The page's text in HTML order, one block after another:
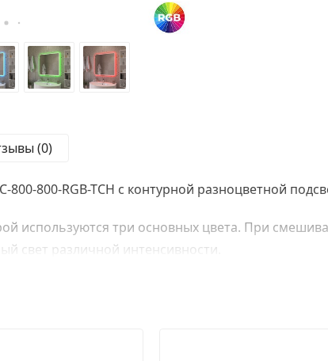
(0)
800-800-RGB-TCH с контурной разноцветной
используются три основных цвета. При
свет различной интенсивности.
эффекты с широким диапазоном цветов,